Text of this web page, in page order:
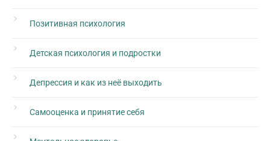
Позитивная психология
Детская психология и подростки
Депрессия и как из неё выходить
Самооценка и принятие себя